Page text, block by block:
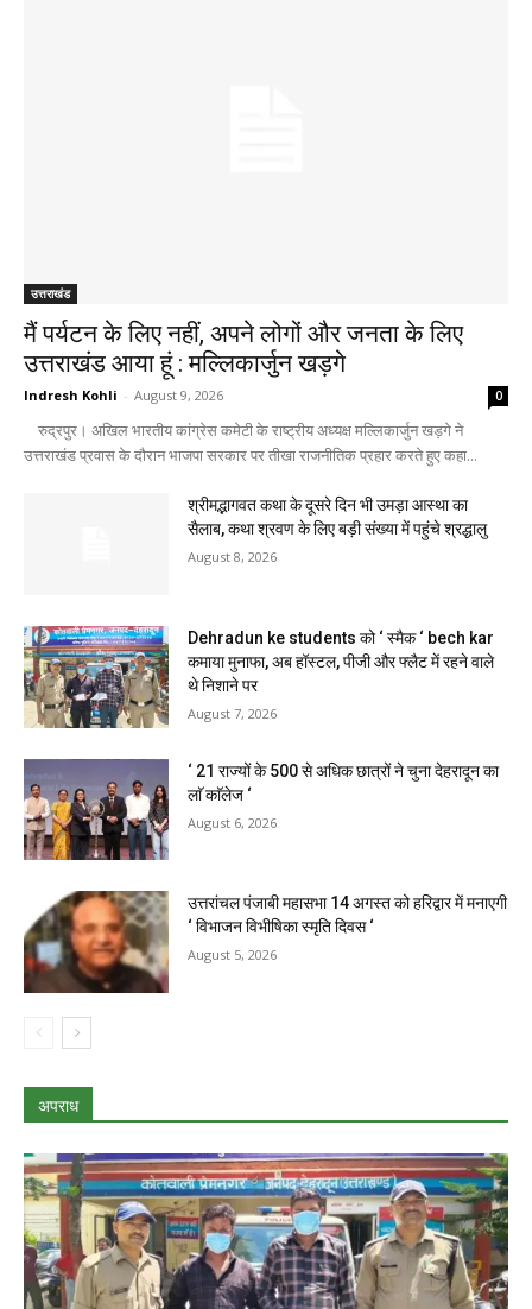
उत्तराखंड
मैं पर्यटन के लिए नहीं, अपने लोगों और जनता के लिए
उत्तराखंड आया हूं : मल्लिकार्जुन खड़गे
Indresh Kohli - August 9, 2026 0
रुद्रपुर। अखिल भारतीय कांग्रेस कमेटी के राष्ट्रीय अध्यक्ष मल्लिकार्जुन खड़गे ने
उत्तराखंड प्रवास के दौरान भाजपा सरकार पर तीखा राजनीतिक प्रहार करते हुए कहा...
श्रीमद्भागवत कथा के दूसरे दिन भी उमड़ा आस्था का
सैलाब, कथा श्रवण के लिए बड़ी संख्या में पहुंचे श्रद्धालु
August 8, 2026
Dehradun ke students को ‘ स्मैक ‘ bech kar
कमाया मुनाफा, अब हॉस्टल, पीजी और फ्लैट में रहने वाले
थे निशाने पर
August 7, 2026
‘ 21 राज्यों के 500 से अधिक छात्रों ने चुना देहरादून का
लाॅ काॅलेज ‘
August 6, 2026
उत्तरांचल पंजाबी महासभा 14 अगस्त को हरिद्वार में मनाएगी
‘ विभाजन विभीषिका स्मृति दिवस ‘
August 5, 2026
अपराध